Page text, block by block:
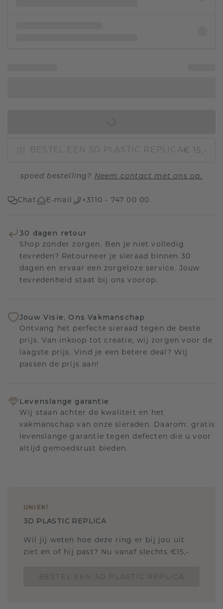
BESTEL EEN 3D PLASTIC REPLICA€ 15,-
spoed bestelling? Neem contact met ons op.
Chat E-mail +3110 - 747 00 00
30 dagen retour
Shop zonder zorgen. Ben je niet volledig
tevreden? Retourneer je sieraad binnen 30
dagen en ervaar een zorgeloze service. Jouw
tevredenheid staat bij ons voorop.
Jouw Visie, Ons Vakmanschap
Ontvang het perfecte sieraad tegen de beste
prijs. Van inkoop tot creatie, wij zorgen voor de
laagste prijs. Vind je een betere deal? Wij
passen de prijs aan!
Levenslange garantie
Wij staan achter de kwaliteit en het
vakmanschap van onze sieraden. Daarom: gratis
levenslange garantie tegen defecten die u voor
altijd gemoedsrust bieden.
UNIEK!
3D PLASTIC REPLICA
Wil jij weten hoe deze ring er bij jou uit
ziet en of hij past? Nu vanaf slechts €15,-